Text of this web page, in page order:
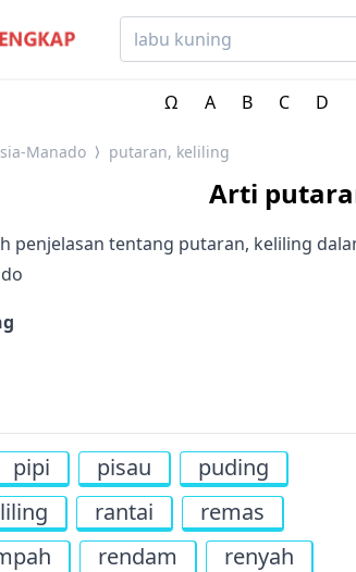
Manado - Kamus Bahasa
Ω A B C D
Manado ⟩ putaran, keliling
Arti
penjelasan tentang putaran, keliling
pipi pisau
puding
rantai
remas
rendam
renyah